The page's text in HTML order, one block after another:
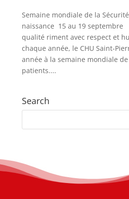
Semaine mondiale de la
naissance 15 au 19
qualité riment avec respect et
chaque année, le CHU Saint-
année à la semaine mondiale
patients....
Search